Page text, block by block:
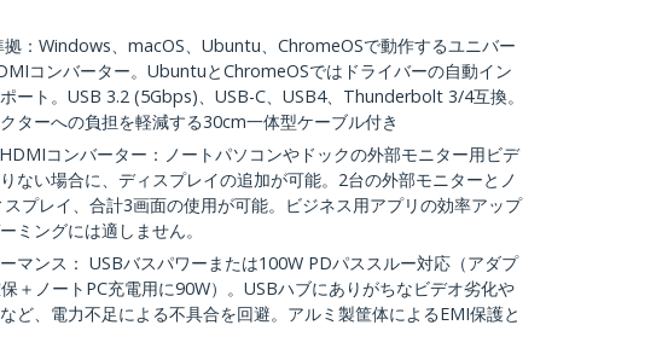
：Windows、macOS、Ubuntu、ChromeOSで動作するユニバー
コンバーター。UbuntuとChromeOSではドライバーの自動イン
ート。USB 3.2 (5Gbps)、USB-C、USB4、Thunderbolt 3/4互換。
ターへの負担を軽減する30cm一体型ケーブル付き
コンバーター：ノートパソコンやドックの外部モニター用ビデ
ない場合に、ディスプレイの追加が可能。2台の外部モニターとノ
スプレイ、合計3画面の使用が可能。ビジネス用アプリの効率アップ
ミングには適しません。
マンス： USBバスパワーまたは100W PDパススルー対応（アダプ
＋ノートPC充電用に90W）。USBハブにありがちなビデオ劣化や
ど、電力不足による不具合を回避。アルミ製筐体によるEMI保護と